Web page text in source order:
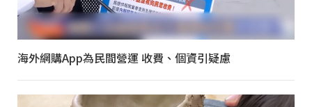
海外網購App為民間營運 收費、個資引疑慮